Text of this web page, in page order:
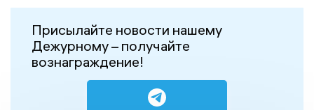
Присылайте новости нашему
Дежурному – получайте
вознаграждение!